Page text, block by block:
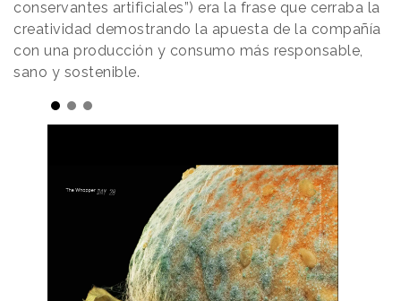
conservantes artificiales”) era la frase que cerraba la
creatividad demostrando la apuesta de la compañía
con una producción y consumo más responsable,
sano y sostenible.